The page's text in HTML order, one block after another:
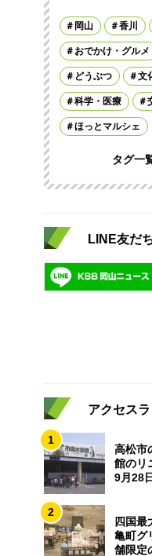
岡山 香川
おでかけ・グルメ
どうぶつ 文
科学・医療
ほっとマルシェ
タグ一
LINE友だ
アクセス
1
高松市
館のリ
9月28
2
四国
亀町グ
舗限